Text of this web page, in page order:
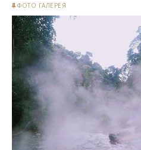
ФОТО ГАЛЕРЕЯ